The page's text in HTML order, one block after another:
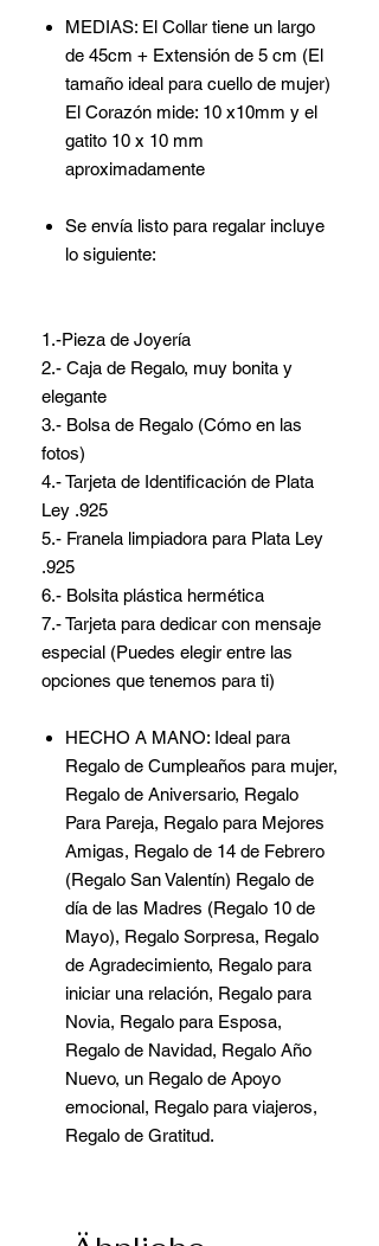
MEDIAS: El Collar tiene un largo
de 45cm + Extensión de 5 cm (El
tamaño ideal para cuello de mujer)
El Corazón mide: 10 x10mm y el
gatito 10 x 10 mm
aproximadamente
Se envía listo para regalar incluye
lo siguiente:
1.-Pieza de Joyería
2.- Caja de Regalo, muy bonita y
elegante
3.- Bolsa de Regalo (Cómo en las
fotos)
4.- Tarjeta de Identificación de Plata
Ley .925
5.- Franela limpiadora para Plata Ley
.925
6.- Bolsita plástica hermética
7.- Tarjeta para dedicar con mensaje
especial (Puedes elegir entre las
opciones que tenemos para ti)
HECHO A MANO: Ideal para
Regalo de Cumpleaños para mujer,
Regalo de Aniversario, Regalo
Para Pareja, Regalo para Mejores
Amigas, Regalo de 14 de Febrero
(Regalo San Valentín) Regalo de
día de las Madres (Regalo 10 de
Mayo), Regalo Sorpresa, Regalo
de Agradecimiento, Regalo para
iniciar una relación, Regalo para
Novia, Regalo para Esposa,
Regalo de Navidad, Regalo Año
Nuevo, un Regalo de Apoyo
emocional, Regalo para viajeros,
Regalo de Gratitud.